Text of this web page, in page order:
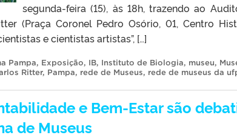
segunda-feira (15), às 18h, trazendo ao
(Praça Coronel Pedro Osório, 01, Centro
e cientistas artistas”, […]
Pampa, Exposição, IB, Instituto de Biologia, museu,
Ritter, Pampa, rede de Museus, rede de museus da
e Bem-Estar são
de Museus